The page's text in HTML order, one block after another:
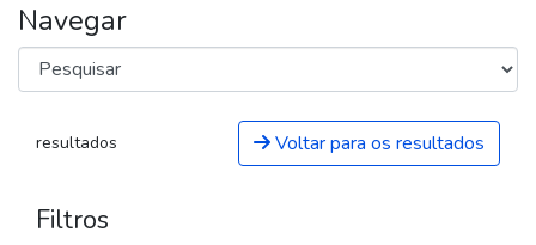
Navegar
resultados Voltar para os resultados
Filtros